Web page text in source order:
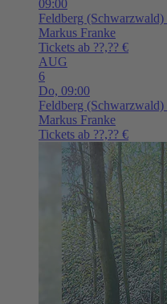
09:00
Feldberg (Schwarzwald)
Markus Franke
Tickets ab ??,?? €
AUG
6
Do, 09:00
Feldberg (Schwarzwald)
Markus Franke
Tickets ab ??,?? €